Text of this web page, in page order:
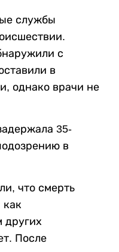
службы
с
в
однако врачи не
35-
в
что смерть
как
других
После